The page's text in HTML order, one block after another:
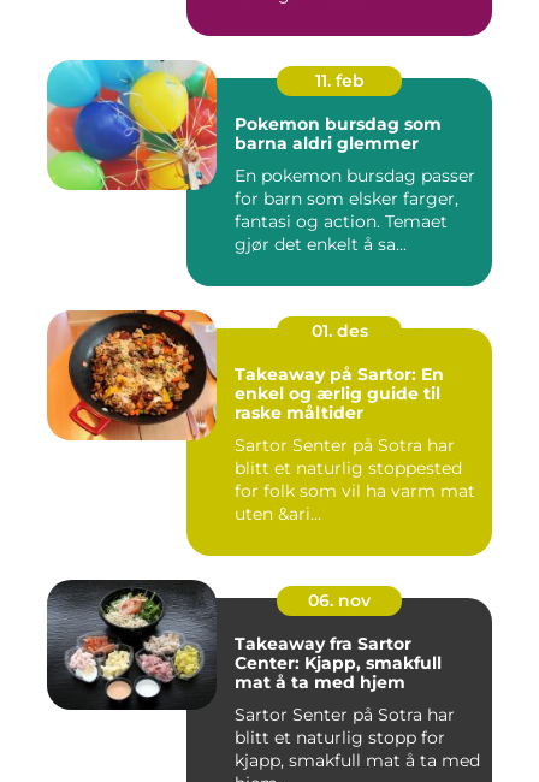
11. feb
Pokemon bursdag som
barna aldri glemmer
En pokemon bursdag passer
for barn som elsker farger,
fantasi og action. Temaet
gjør det enkelt å sa...
01. des
Takeaway på Sartor: En
enkel og ærlig guide til
raske måltider
Sartor Senter på Sotra har
blitt et naturlig stoppested
for folk som vil ha varm mat
uten &ari...
06. nov
Takeaway fra Sartor
Center: Kjapp, smakfull
mat å ta med hjem
Sartor Senter på Sotra har
blitt et naturlig stopp for
kjapp, smakfull mat å ta med